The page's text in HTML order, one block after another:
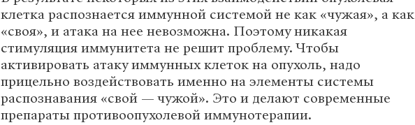
клетка распознается иммунной системой не как «чужая», а как
«своя», и атака на нее невозможна. Поэтому никакая
стимуляция иммунитета не решит проблему. Чтобы
активировать атаку иммунных клеток на опухоль, надо
прицельно воздействовать именно на элементы системы
распознавания «свой — чужой». Это и делают современные
препараты противоопухолевой иммунотерапии.